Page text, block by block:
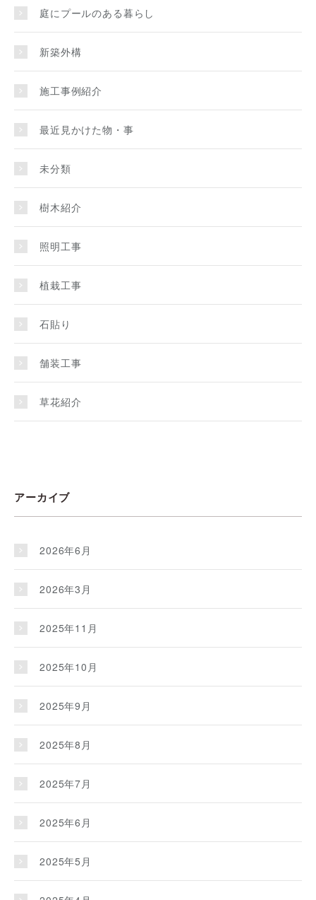
庭にプールのある暮らし
新築外構
施工事例紹介
最近見かけた物・事
未分類
樹木紹介
照明工事
植栽工事
石貼り
舗装工事
草花紹介
アーカイブ
2026年6月
2026年3月
2025年11月
2025年10月
2025年9月
2025年8月
2025年7月
2025年6月
2025年5月